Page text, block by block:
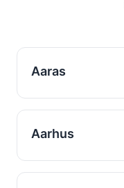
Aaras
Aarhus